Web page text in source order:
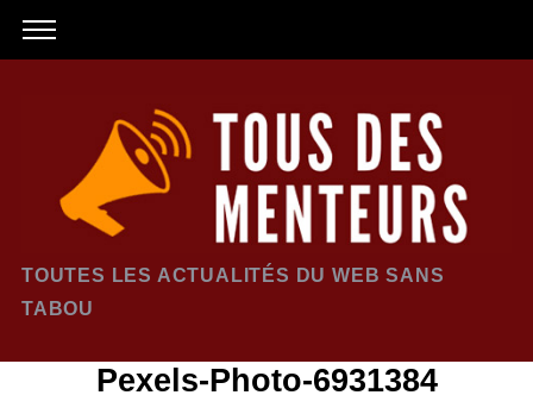
TOUTES LES ACTUALITÉS DU WEB SANS
TABOU
Pexels-Photo-6931384